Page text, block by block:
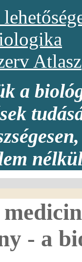
Atlasz
a
- a